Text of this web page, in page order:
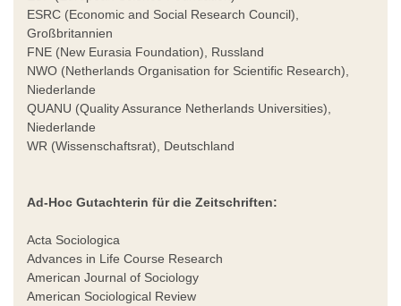
ESRC (Economic and Social Research Council),
Großbritannien
FNE (New Eurasia Foundation), Russland
NWO (Netherlands Organisation for Scientific Research),
Niederlande
QUANU (Quality Assurance Netherlands Universities),
Niederlande
WR (Wissenschaftsrat), Deutschland
Ad-Hoc Gutachterin für die Zeitschriften:
Acta Sociologica
Advances in Life Course Research
American Journal of Sociology
American Sociological Review